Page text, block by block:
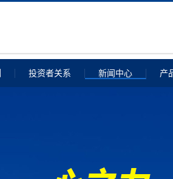
投资者关系 新闻中心 产